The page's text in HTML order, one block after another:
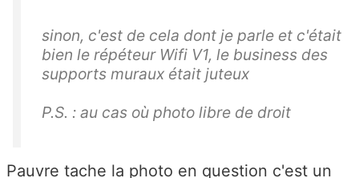
sinon, c'est de cela dont je parle et c'était
bien le répéteur Wifi V1, le business des
supports muraux était juteux
P.S. : au cas où photo libre de droit
Pauvre tache la photo en question c'est un